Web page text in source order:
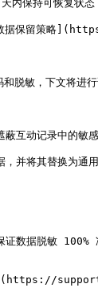
保持可恢复状
的数据保留
脱敏，下文将进行
互动记录中的敏
，并将其替换
数据脱敏 100%
敏](https://